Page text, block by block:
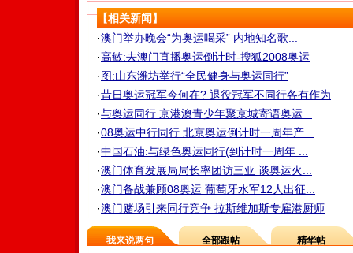
【相关新闻】
·澳门举办晚会“为奥运喝采” 内地知名歌...
·高敏:去澳门直播奥运倒计时-搜狐2008奥运
·图:山东潍坊举行“全民健身与奥运同行”
·昔日奥运冠军今何在? 退役冠军不同行各有作为
·与奥运同行 京港澳青少年聚京城寄语奥运...
·08奥运中行同行 北京奥运倒计时一周年产...
·中国石油:与绿色奥运同行(到计时一周年 ...
·澳门体育发展局局长率团访三亚 谈奥运火...
·澳门备战兼顾08奥运 葡萄牙水军12人出征...
·澳门赌场引来同行竞争 拉斯维加斯专雇港厨师
我来说两句 全部跟帖 精华帖